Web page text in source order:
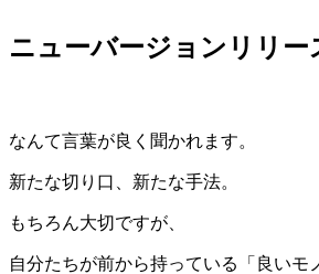
ニューバージョンリリー
なんて言葉が良く聞かれます。
新たな切り口、新たな手法。
もちろん大切ですが、
自分たちが前から持っている「良いモ